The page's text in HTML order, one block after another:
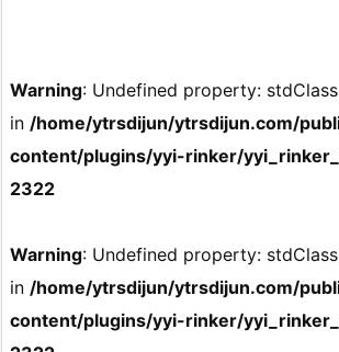
Warning: Undefined property:
in /home/ytrsdijun/ytrsdijun.com/
content/plugins/yyi-rinker/
2322
Warning: Undefined property:
in /home/ytrsdijun/ytrsdijun.com/
content/plugins/yyi-rinker/